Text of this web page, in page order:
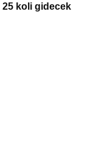
koli gidecek